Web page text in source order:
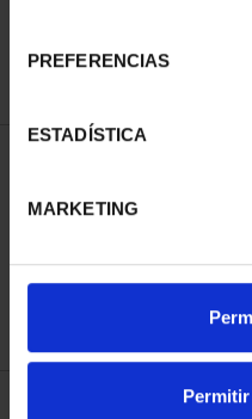
PREFERENCIAS
ESTADÍSTICA
MARKETING